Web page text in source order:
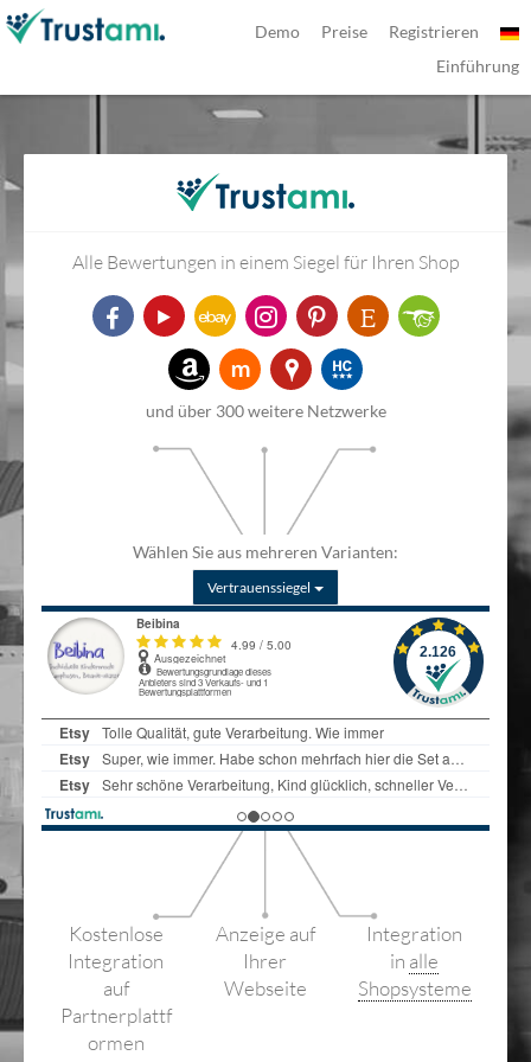
Registrieren
Preise
Demo
Einführung
Alle Bewertungen in einem Siegel für Ihren Shop
und über 300 weitere Netzwerke
Wählen Sie aus mehreren Varianten:
Vertrauenssiegel
Kostenlose
Integration
auf
Partnerplattf
ormen
Anzeige auf
Ihrer
Webseite
Integration
in alle
Shopsysteme